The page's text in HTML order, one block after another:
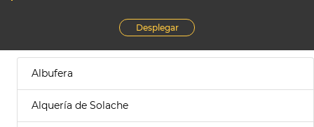
Desplegar
Albufera
Alquería de Solache